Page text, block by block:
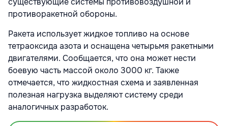
противоракетной обороны.
Ракета использует жидкое топливо на основе
тетраоксида азота и оснащена четырьмя ракетными
двигателями. Сообщается, что она может нести
боевую часть массой около 3000 кг. Также
отмечается, что жидкостная схема и заявленная
полезная нагрузка выделяют систему среди
аналогичных разработок.